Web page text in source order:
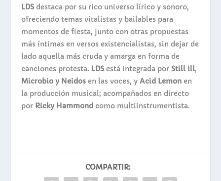
LDSdestaca por su rico universo lírico y sonoro,
ofreciendo temas vitalistas y bailables para
momentos de fiesta, junto con otras propuestas
más íntimas en versos existencialistas, sin dejar de
lado aquella más cruda y amarga en forma de
canciones protesta. LDSestá integrada por Still ill,
Microbio y Neidosen las voces, y Acid Lemonen
la producción musical; acompañados en directo
por Ricky Hammond como multiinstrumentista.
COMPARTIR: